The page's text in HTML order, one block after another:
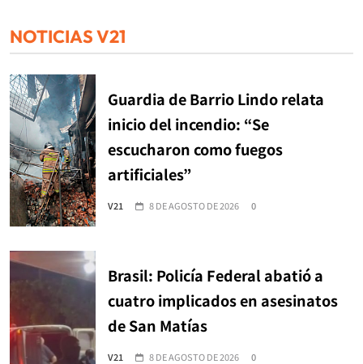
NOTICIAS V21
Guardia de Barrio Lindo relata
inicio del incendio: “Se
escucharon como fuegos
artificiales”
V21 8 DE AGOSTO DE 2026 0
Brasil: Policía Federal abatió a
cuatro implicados en asesinatos
de San Matías
V21 8 DE AGOSTO DE 2026 0